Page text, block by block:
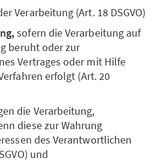
Verarbeitung (Art. 18 DSGVO)
sofern die Verarbeitung auf
beruht oder zur
Vertrages oder mit Hilfe
erfolgt (Art. 20
die Verarbeitung,
diese zur Wahrung
des Verantwortlichen
und